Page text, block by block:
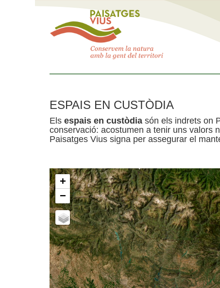
ESPAIS EN CUSTÒDIA
Els espais en custòdia són els indrets on
conservació: acostumen a tenir uns valors
Paisatges Vius signa per assegurar el
+
−